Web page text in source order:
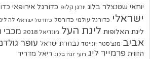
יוחאי שטנצלר בלוג יורגן קלופ כדורגל אירופאי
ישראלי כדורגל עולמי כדורסל כדורסל ישראלי לה
ליגת האלופות ליגת העל מונדיאל 2018 מכבי
אביב מנצ'סטר יונייטד נבחרת ישראל עופר
הזווית פרמייר ליג רועי זגה בלוג ריאל מדריד